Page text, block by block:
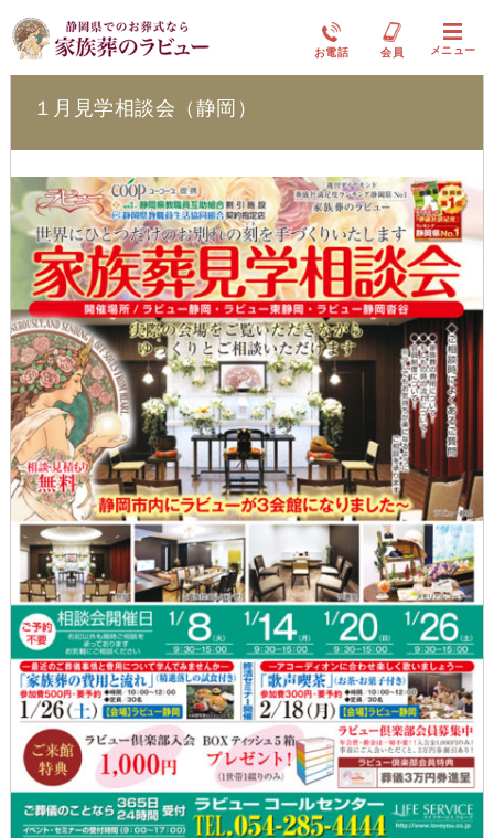
お電話 会員 メニュー
ラビュー静岡下島イベント情報
１月見学相談会（静岡）